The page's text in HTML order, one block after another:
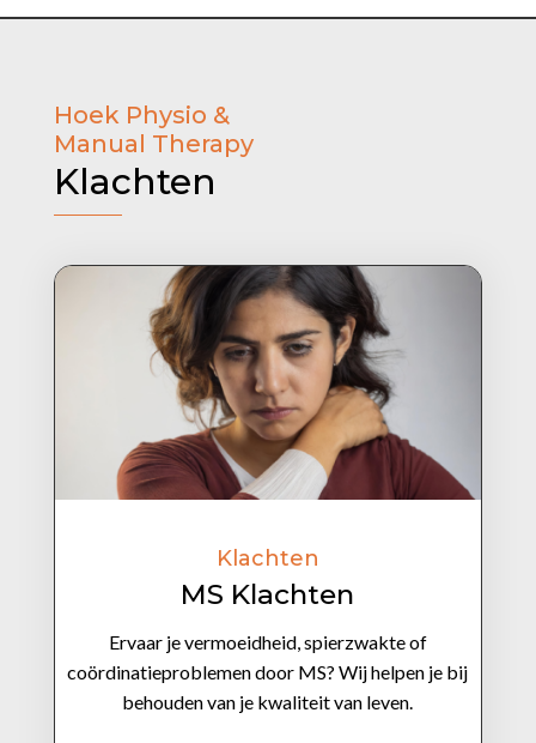
Hoek Physio &
Manual Therapy
Klachten
Klachten
MS Klachten
Ervaar je vermoeidheid, spierzwakte of
coördinatieproblemen door MS? Wij helpen je bij
behouden van je kwaliteit van leven.